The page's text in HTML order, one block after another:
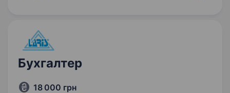
Бухгалтер
18 000 грн